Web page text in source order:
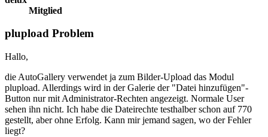
Mitglied
plupload Problem
Hallo,
die AutoGallery verwendet ja zum Bilder-Upload das Modul
plupload. Allerdings wird in der Galerie der "Datei hinzufügen"-
Button nur mit Administrator-Rechten angezeigt. Normale User
sehen ihn nicht. Ich habe die Dateirechte testhalber schon auf 770
gestellt, aber ohne Erfolg. Kann mir jemand sagen, wo der Fehler
liegt?